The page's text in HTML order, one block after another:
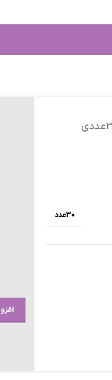
30عدد